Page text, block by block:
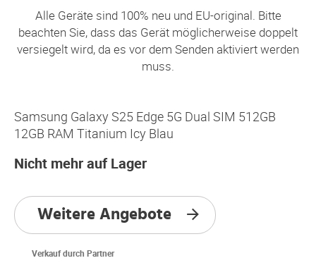
Alle Geräte sind 100% neu und EU-original. Bitte
beachten Sie, dass das Gerät möglicherweise doppelt
versiegelt wird, da es vor dem Senden aktiviert werden
muss.
Samsung Galaxy S25 Edge 5G Dual SIM 512GB
12GB RAM Titanium Icy Blau
Nicht mehr auf Lager
Weitere Angebote
Verkauf durch Partner